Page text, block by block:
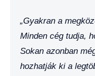
„Gyakran a
Minden cég tudja,
Sokan azonban
hozhatják ki a